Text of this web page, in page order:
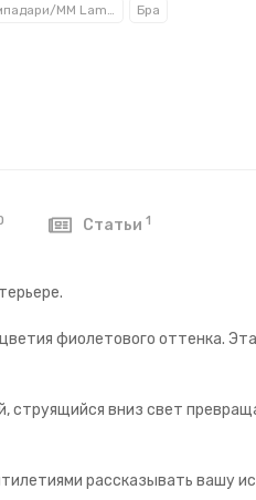
ММ Лампадари/MM Lampadari Бра
Статьи 1
фиолетового оттенка.
струящийся вниз свет
рассказывать вашу